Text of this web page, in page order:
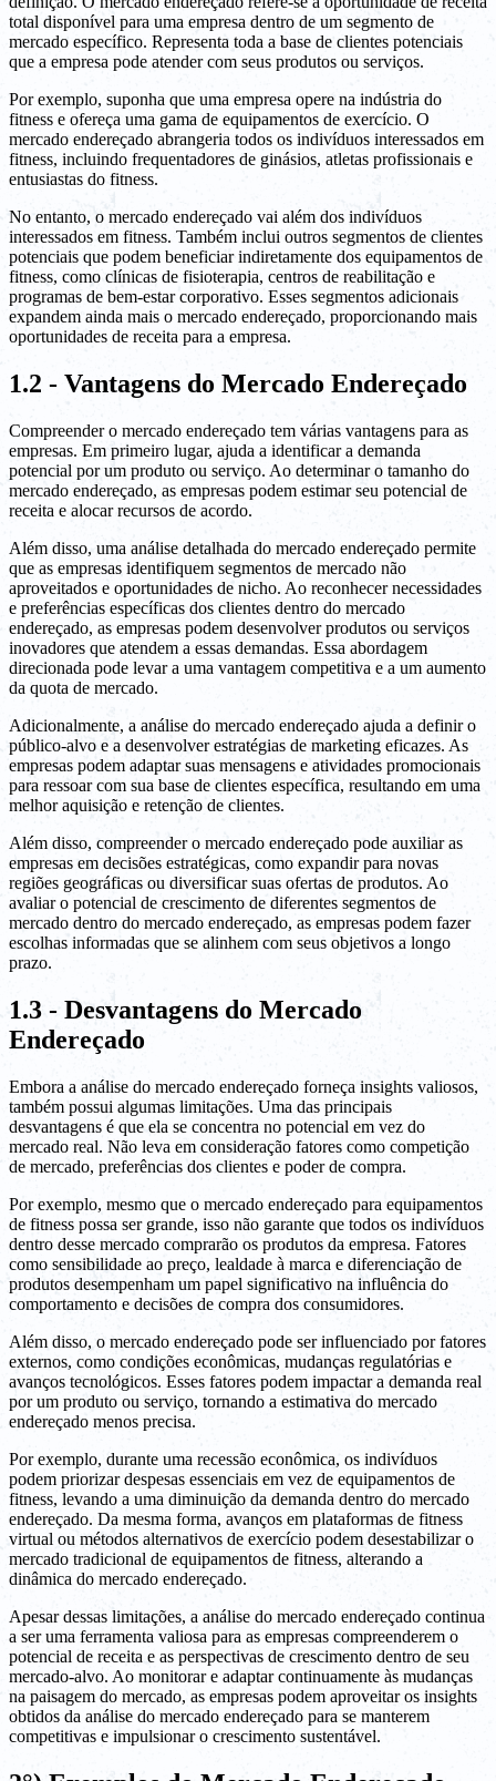
total disponível para uma empresa dentro de um segmento de
mercado específico. Representa toda a base de clientes potenciais
que a empresa pode atender com seus produtos ou serviços.
Por exemplo, suponha que uma empresa opere na indústria do
fitness e ofereça uma gama de equipamentos de exercício. O
mercado endereçado abrangeria todos os indivíduos interessados em
fitness, incluindo frequentadores de ginásios, atletas profissionais e
entusiastas do fitness.
No entanto, o mercado endereçado vai além dos indivíduos
interessados em fitness. Também inclui outros segmentos de clientes
potenciais que podem beneficiar indiretamente dos equipamentos de
fitness, como clínicas de fisioterapia, centros de reabilitação e
programas de bem-estar corporativo. Esses segmentos adicionais
expandem ainda mais o mercado endereçado, proporcionando mais
oportunidades de receita para a empresa.
1.2 - Vantagens do Mercado Endereçado
Compreender o mercado endereçado tem várias vantagens para as
empresas. Em primeiro lugar, ajuda a identificar a demanda
potencial por um produto ou serviço. Ao determinar o tamanho do
mercado endereçado, as empresas podem estimar seu potencial de
receita e alocar recursos de acordo.
Além disso, uma análise detalhada do mercado endereçado permite
que as empresas identifiquem segmentos de mercado não
aproveitados e oportunidades de nicho. Ao reconhecer necessidades
e preferências específicas dos clientes dentro do mercado
endereçado, as empresas podem desenvolver produtos ou serviços
inovadores que atendem a essas demandas. Essa abordagem
direcionada pode levar a uma vantagem competitiva e a um aumento
da quota de mercado.
Adicionalmente, a análise do mercado endereçado ajuda a definir o
público-alvo e a desenvolver estratégias de marketing eficazes. As
empresas podem adaptar suas mensagens e atividades promocionais
para ressoar com sua base de clientes específica, resultando em uma
melhor aquisição e retenção de clientes.
Além disso, compreender o mercado endereçado pode auxiliar as
empresas em decisões estratégicas, como expandir para novas
regiões geográficas ou diversificar suas ofertas de produtos. Ao
avaliar o potencial de crescimento de diferentes segmentos de
mercado dentro do mercado endereçado, as empresas podem fazer
escolhas informadas que se alinhem com seus objetivos a longo
prazo.
1.3 - Desvantagens do Mercado
Endereçado
Embora a análise do mercado endereçado forneça insights valiosos,
também possui algumas limitações. Uma das principais
desvantagens é que ela se concentra no potencial em vez do
mercado real. Não leva em consideração fatores como competição
de mercado, preferências dos clientes e poder de compra.
Por exemplo, mesmo que o mercado endereçado para equipamentos
de fitness possa ser grande, isso não garante que todos os indivíduos
dentro desse mercado comprarão os produtos da empresa. Fatores
como sensibilidade ao preço, lealdade à marca e diferenciação de
produtos desempenham um papel significativo na influência do
comportamento e decisões de compra dos consumidores.
Além disso, o mercado endereçado pode ser influenciado por fatores
externos, como condições econômicas, mudanças regulatórias e
avanços tecnológicos. Esses fatores podem impactar a demanda real
por um produto ou serviço, tornando a estimativa do mercado
endereçado menos precisa.
Por exemplo, durante uma recessão econômica, os indivíduos
podem priorizar despesas essenciais em vez de equipamentos de
fitness, levando a uma diminuição da demanda dentro do mercado
endereçado. Da mesma forma, avanços em plataformas de fitness
virtual ou métodos alternativos de exercício podem desestabilizar o
mercado tradicional de equipamentos de fitness, alterando a
dinâmica do mercado endereçado.
Apesar dessas limitações, a análise do mercado endereçado continua
a ser uma ferramenta valiosa para as empresas compreenderem o
potencial de receita e as perspectivas de crescimento dentro de seu
mercado-alvo. Ao monitorar e adaptar continuamente às mudanças
na paisagem do mercado, as empresas podem aproveitar os insights
obtidos da análise do mercado endereçado para se manterem
competitivas e impulsionar o crescimento sustentável.